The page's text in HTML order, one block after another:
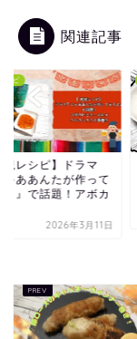
関連記事
シピ
技】ペペロンチーノ
ガラで激変！お店の
なる簡単レシピ